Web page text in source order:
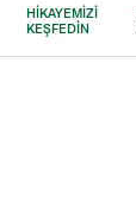
HİKAYEMİZİ
KEŞFEDİN